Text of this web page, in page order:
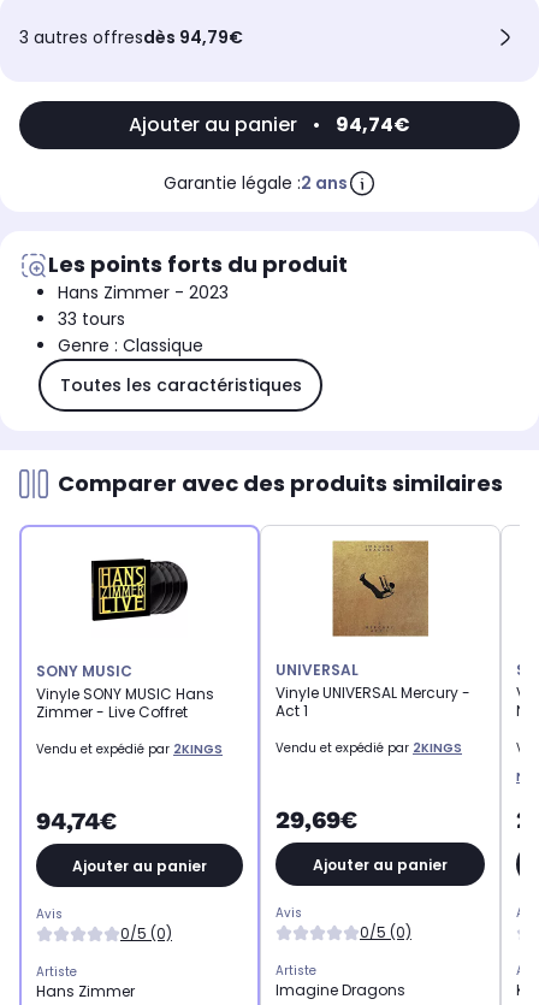
3 autres offresdès 94,79€
Ajouter au panier • 94,74€
Garantie légale :2 ans
Les points forts du produit
Hans Zimmer - 2023
33 tours
Genre : Classique
Toutes les caractéristiques
Comparer avec des produits similaires
SONY MUSIC
Vinyle SONY MUSIC Hans
Zimmer - Live Coffret
Vendu et expédié par 2KINGS
94,74€
Ajouter au panier
Avis
0/5 (0)
Artiste
Hans Zimmer
UNIVERSAL
Vinyle UNIVERSAL Mercury -
Act 1
Vendu et expédié par 2KINGS
29,69€
Ajouter au panier
Avis
0/5 (0)
Artiste
Imagine Dragons